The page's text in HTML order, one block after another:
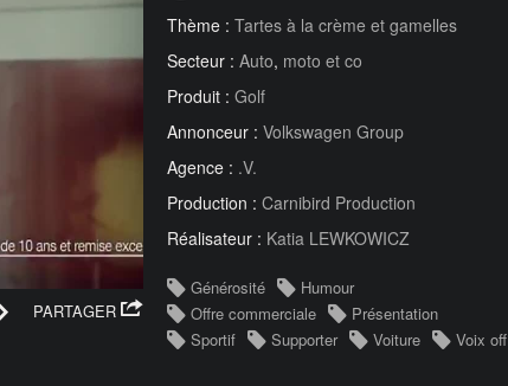
PARTAGER
Thème : Tartes à la crème et gamelles
Secteur : Auto, moto et co
Produit : Golf
Annonceur : Volkswagen Group
Agence : .V.
Production : Carnibird Production
Réalisateur : Katia LEWKOWICZ
Générosité
Humour
Offre commerciale
Présentation
Sportif
Supporter Voiture Voix off